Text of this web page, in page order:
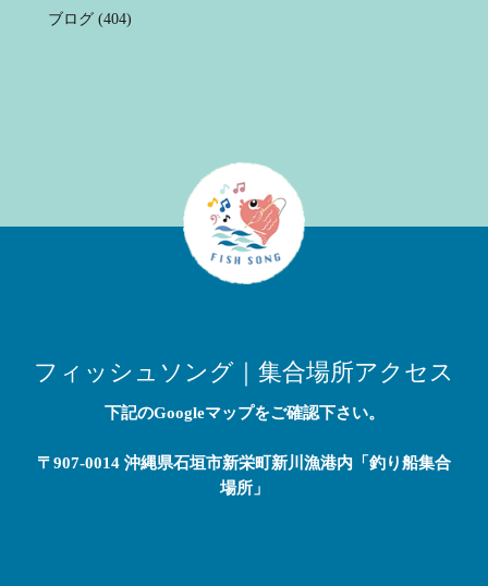
ブログ(404)
フィッシュソング｜集合場所アクセス
下記のGoogleマップをご確認下さい。
〒907-0014 沖縄県石垣市新栄町新川漁港内「釣り船集合
場所」